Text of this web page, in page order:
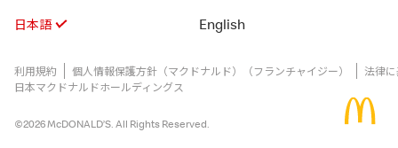
日本語 English
利用規約 個人情報保護方針（マクドナルド）（フランチャイジー）
法律
日本マクドナルドホールディングス
©2026 McDONALD’S. All Rights Reserved.